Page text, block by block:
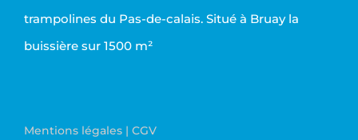
trampolines du Pas-de-calais. Situé à Bruay la
buissière sur 1500 m²
Mentions légales CGV